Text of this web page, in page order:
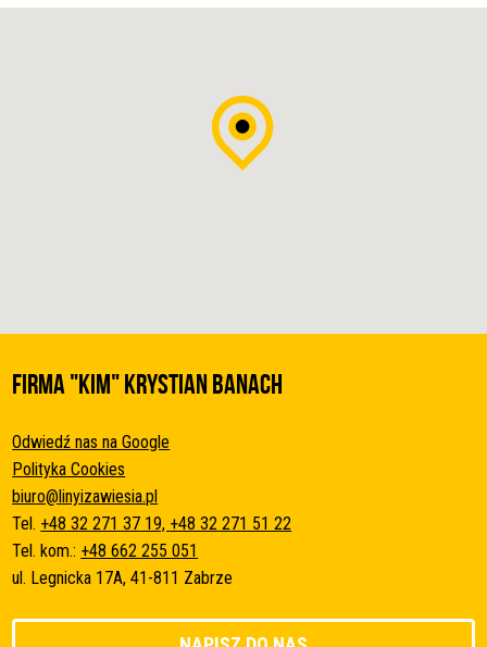
FIRMA "KIM" Krystian Banach
Odwiedź nas na Google
Polityka Cookies
biuro@linyizawiesia.pl
Tel. +48 32 271 37 19, +48 32 271 51 22
Tel. kom.: +48 662 255 051
ul. Legnicka 17A, 41-811 Zabrze